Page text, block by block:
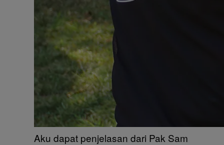
Aku dapat penjelasan dari Pak Sam